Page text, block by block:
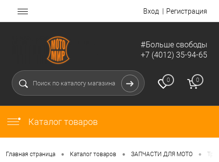
Вход Регистрация
#Больше свободы
+7 (4012) 35-94-65
0 0
Каталог товаров
Главная страница • Каталог товаров • ЗАПЧАСТИ ДЛЯ МОТО •